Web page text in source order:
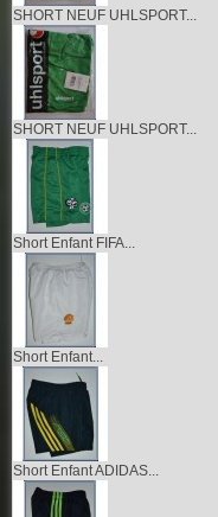
SHORT NEUF UHLSPORT...
SHORT NEUF UHLSPORT...
Short Enfant FIFA...
Short Enfant...
Short Enfant ADIDAS...